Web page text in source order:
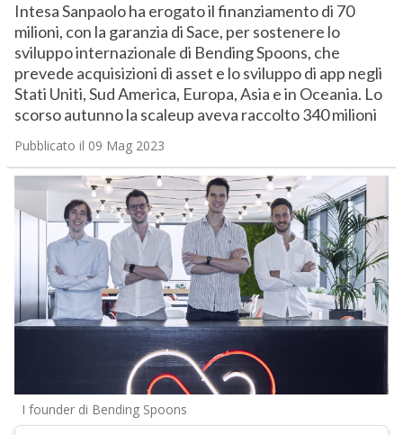
Intesa Sanpaolo ha erogato il finanziamento di 70
milioni, con la garanzia di Sace, per sostenere lo
sviluppo internazionale di Bending Spoons, che
prevede acquisizioni di asset e lo sviluppo di app negli
Stati Uniti, Sud America, Europa, Asia e in Oceania. Lo
scorso autunno la scaleup aveva raccolto 340 milioni
Pubblicato il 09 Mag 2023
I founder di Bending Spoons